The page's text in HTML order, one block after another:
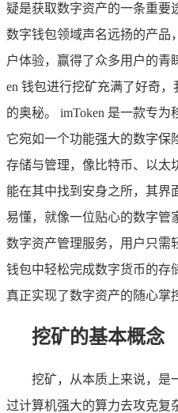
疑是获取数字资产的一条重要
数字钱包领域声名远扬的产品
户体验，赢得了众多用户的青
en 钱包进行挖矿充满了好奇
的奥秘。 imToken 是一款专为
它宛如一个功能强大的数字保
存储与管理，像比特币、以太
能在其中找到安身之所，其界
易懂，就像一位贴心的数字管
数字资产管理服务，用户只需
钱包中轻松完成数字货币的存
真正实现了数字资产的随心掌
挖矿的基本概念
挖矿，从本质上来说，是
过计算机强大的算力去攻克复